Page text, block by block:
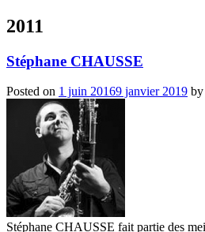
2011
Stéphane CHAUSSE
Posted on 1 juin 20169 janvier 2019 by
Stéphane CHAUSSE fait partie des